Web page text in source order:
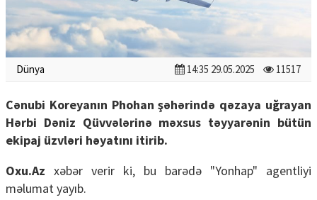
Dünya 14:35 29.05.2025 11517
Cənubi Koreyanın Phohan şəhərində qəzaya uğrayan
Hərbi Dəniz Qüvvələrinə məxsus təyyarənin bütün
ekipaj üzvləri həyatını itirib.
Oxu.Az xəbər verir ki, bu barədə "Yonhap" agentliyi
məlumat yayıb.